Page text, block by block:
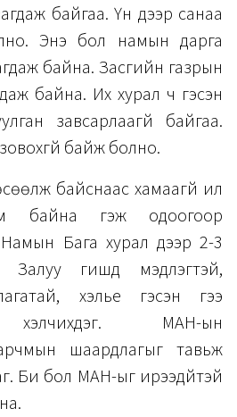
байгаа. Үүн дээр санаа
Энэ бол намын дарга
байна. Засгийн газрын
байна. Их хурал ч гэсэн
завсарлаагүй байгаа.
байж болно.
байснаас хамаагүй илүү
байна гэж одоогоор
Бага хурал дээр 2-3
гишүүд мэдлэгтэй,
хэлье гэсэн үгээ
хэлчихдэг. МАН-ын
шаардлагыг тавьж
Би бол МАН-ыг ирээдүйтэй